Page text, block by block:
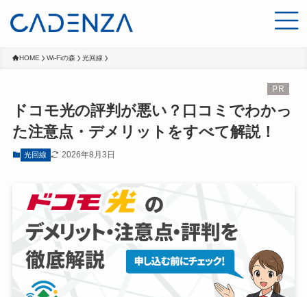
HOME Wi-Fiの森 光回線
ドコモ光の評判が悪い？口コミでわかっ
た注意点・デメリットをすべて解説！
光回線 2026年8月3日